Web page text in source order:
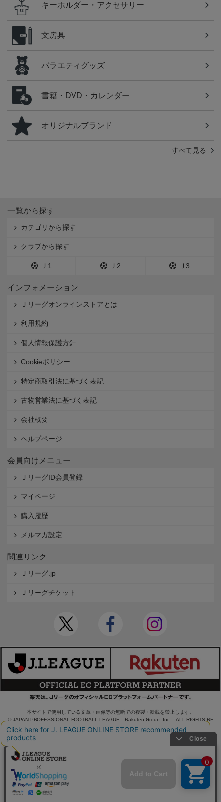
キーホルダー・アクセサリー
文房具
バラエティグッズ
書籍・DVD・カレンダー
オリジナルブランド
すべて見る
一覧から探す
カテゴリから探す
クラブから探す
Ｊ1 Ｊ2 Ｊ3
インフォメーション
Ｊリーグオンラインストアとは
利用規約
個人情報保護方針
Cookieポリシー
特定商取引法に基づく表記
古物営業法に基づく表記
会社概要
ヘルプページ
会員向けメニュー
ＪリーグID会員登録
マイページ
購入履歴
メルマガ設定
関連リンク
Ｊリーグ.jp
Ｊリーグチケット
本サイトで使用している文章・画像等の無断での複製・転載を禁止します。
© JAPAN PROFESSIONAL FOOTBALL LEAGUE Rakuten Group, Inc. ALL RIGHTS RE
SERVED.